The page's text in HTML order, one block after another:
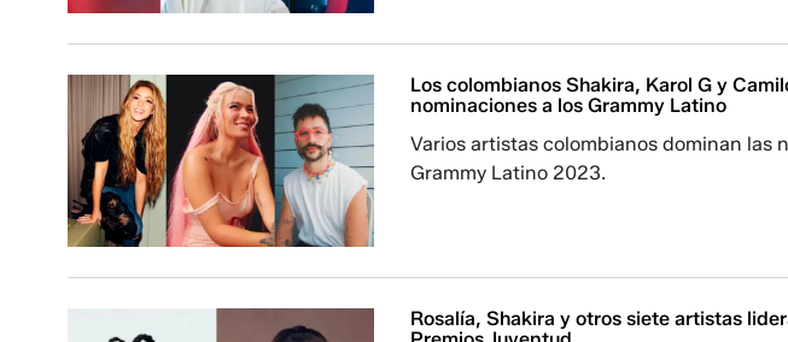
Los colombianos Shakira, Karol G y
nominaciones a los Grammy Latino
Varios artistas colombianos dominan las
Grammy Latino 2023.
Rosalía, Shakira y otros siete artistas